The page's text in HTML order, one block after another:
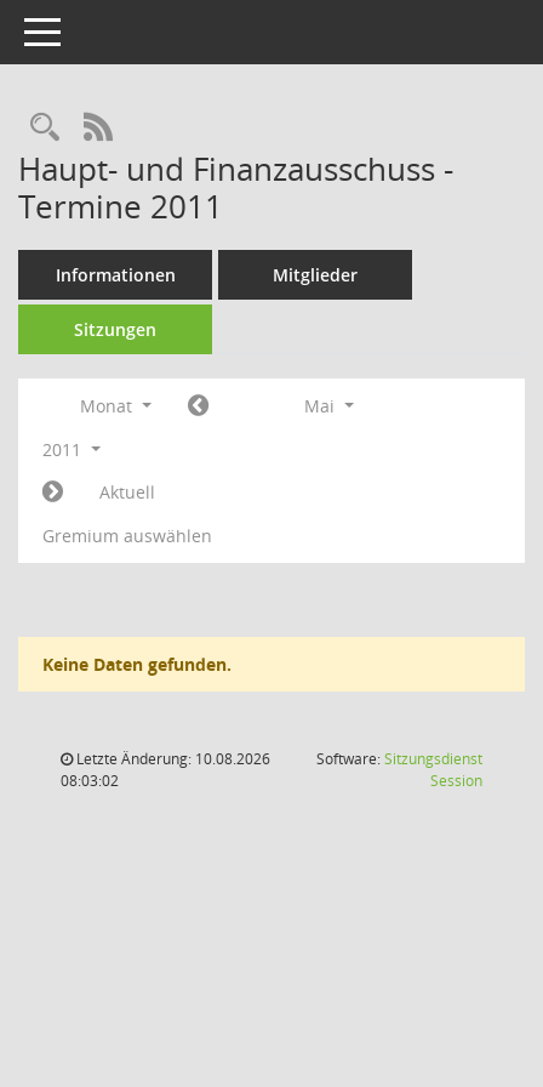
Toggle navigation
Rechercheauswahl
RSS-Feed
Haupt- und Finanzausschuss -
Termine 2011
Informationen Mitglieder
Sitzungen
Monat
Mai
2011
Aktuell
Gremium auswählen
Keine Daten gefunden.
Letzte Änderung: 10.08.2026
08:03:02
Software:Sitzungsdienst
Session(Wird in